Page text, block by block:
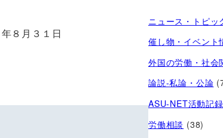
８月３１日
ニュース・トピッ
催し物・イベント
外国の労働・社会
論説-私論・公論
ASU-NET活動記録
労働相談 (38)